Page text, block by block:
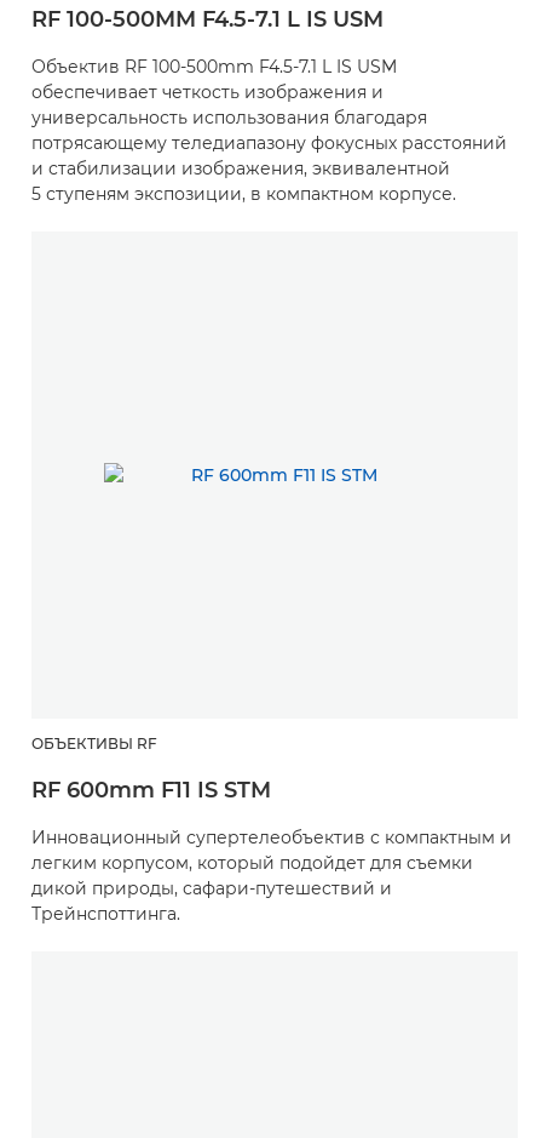
RF 100-500MM F4.5-7.1 L IS USM
Объектив RF 100-500mm F4.5-7.1 L IS USM
обеспечивает четкость изображения и
универсальность использования благодаря
потрясающему теледиапазону фокусных расстояний
и стабилизации изображения, эквивалентной
5 ступеням экспозиции, в компактном корпусе.
ОБЪЕКТИВЫ RF
RF 600mm F11 IS STM
Инновационный супертелеобъектив с компактным и
легким корпусом, который подойдет для съемки
дикой природы, сафари-путешествий и
Трейнспоттинга.